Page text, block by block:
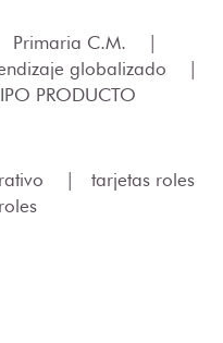
Primaria C.M.
|
globalizado
|
PRODUCTO
|
tarjetas roles